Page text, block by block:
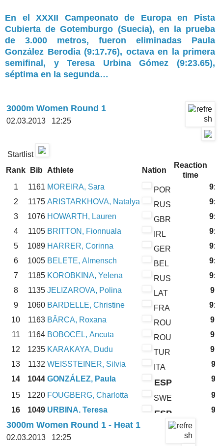
En el XXXII Campeonato de Europa en Pista
Cubierta de Gotemburgo (Suecia), en la prueba
de 3.000 metros, fueron eliminadas Paula
González Berodia(9:17.76), octava en la primera
semifinal, yTeresa Urbina Gómez (9:23.65),
séptima en la segunda…
3000m Women Round 1
02.03.2013 12:25
Startlist
Rank
Bib Athlete Nation
Reaction
time
1
1161 MOREIRA, Sara POR
2
1175 ARISTARKHOVA, Natalya RUS
3
1076 HOWARTH, Lauren GBR
4
1105 BRITTON, Fionnuala IRL
5
1089 HARRER, Corinna GER
6
1005 BELETE, Almensch BEL
7
1185 KOROBKINA, Yelena RUS
8
1135 JELIZAROVA, Polina LAT
9
1060 BARDELLE, Christine FRA
10
1163 BÂRCA, Roxana ROU
11
1164 BOBOCEL, Ancuta ROU
12
1235 KARAKAYA, Dudu TUR
13
1132 WEISSTEINER, Silvia ITA
14
1044 GONZÁLEZ, Paula ESP
15
1220 FOUGBERG, Charlotta SWE
16
1049 URBINA, Teresa ESP
17
1159 MACHADO, Ercilia POR
1003
ABDULLAYEVA, Layes
3000m Women Round 1 - Heat 1
02.03.2013 12:25